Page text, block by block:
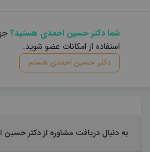
شما دکتر حسین احمدی هستید؟
استفاده از امکانات عضو شوید.
دکتر حسین احمدی هستم
به دنبال دریافت مشاوره از دکتر